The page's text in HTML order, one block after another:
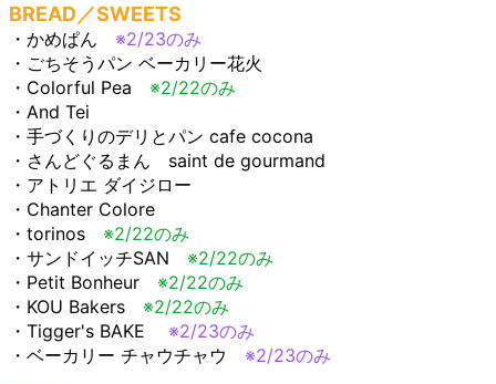
BREAD／SWEETS
・かめぱん ※2/23のみ
・ごちそうパン ベーカリー花火
・Colorful Pea ※2/22のみ
・And Tei
・手づくりのデリとパン cafe cocona
・さんどぐるまん saint de gourmand
・アトリエ ダイジロー
・Chanter Colore
・torinos ※2/22のみ
・サンドイッチSAN ※2/22のみ
・Petit Bonheur ※2/22のみ
・KOU Bakers ※2/22のみ
・Tigger's BAKE ※2/23のみ
・ベーカリー チャウチャウ ※2/23のみ